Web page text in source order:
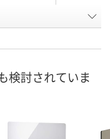
U885891
日）
カゴへ
検討されていま